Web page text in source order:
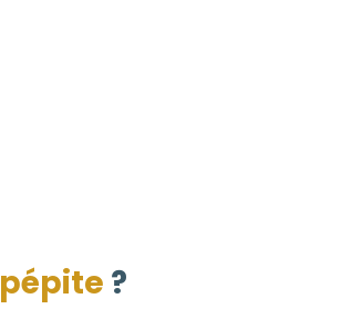
pépite ?